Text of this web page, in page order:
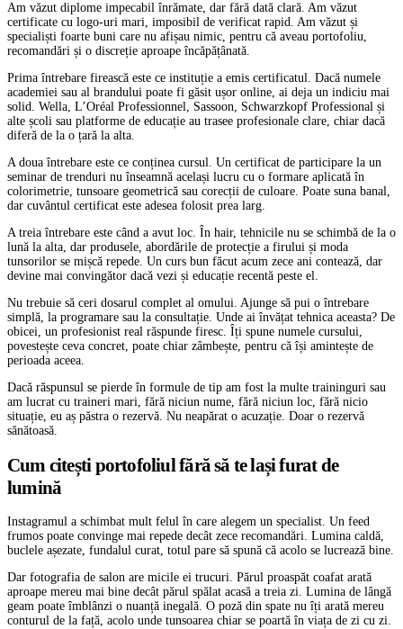
Am văzut diplome impecabil înrămate, dar fără dată clară. Am văzut
certificate cu logo-uri mari, imposibil de verificat rapid. Am văzut și
specialiști foarte buni care nu afișau nimic, pentru că aveau portofoliu,
recomandări și o discreție aproape încăpățânată.
Prima întrebare firească este ce instituție a emis certificatul. Dacă numele
academiei sau al brandului poate fi găsit ușor online, ai deja un indiciu mai
solid. Wella, L’Oréal Professionnel, Sassoon, Schwarzkopf Professional și
alte școli sau platforme de educație au trasee profesionale clare, chiar dacă
diferă de la o țară la alta.
A doua întrebare este ce conținea cursul. Un certificat de participare la un
seminar de trenduri nu înseamnă același lucru cu o formare aplicată în
colorimetrie, tunsoare geometrică sau corecții de culoare. Poate suna banal,
dar cuvântul certificat este adesea folosit prea larg.
A treia întrebare este când a avut loc. În hair, tehnicile nu se schimbă de la o
lună la alta, dar produsele, abordările de protecție a firului și moda
tunsorilor se mișcă repede. Un curs bun făcut acum zece ani contează, dar
devine mai convingător dacă vezi și educație recentă peste el.
Nu trebuie să ceri dosarul complet al omului. Ajunge să pui o întrebare
simplă, la programare sau la consultație. Unde ai învățat tehnica aceasta? De
obicei, un profesionist real răspunde firesc. Îți spune numele cursului,
povestește ceva concret, poate chiar zâmbește, pentru că își amintește de
perioada aceea.
Dacă răspunsul se pierde în formule de tip am fost la multe traininguri sau
am lucrat cu traineri mari, fără niciun nume, fără niciun loc, fără nicio
situație, eu aș păstra o rezervă. Nu neapărat o acuzație. Doar o rezervă
sănătoasă.
Cum citești portofoliul fără să te lași furat de
lumină
Instagramul a schimbat mult felul în care alegem un specialist. Un feed
frumos poate convinge mai repede decât zece recomandări. Lumina caldă,
buclele așezate, fundalul curat, totul pare să spună că acolo se lucrează bine.
Dar fotografia de salon are micile ei trucuri. Părul proaspăt coafat arată
aproape mereu mai bine decât părul spălat acasă a treia zi. Lumina de lângă
geam poate îmblânzi o nuanță inegală. O poză din spate nu îți arată mereu
conturul de la față, acolo unde tunsoarea chiar se poartă în viața de zi cu zi.